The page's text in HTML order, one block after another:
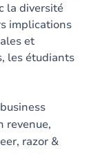
la diversité
implications
et
les étudiants
revenue,
razor &